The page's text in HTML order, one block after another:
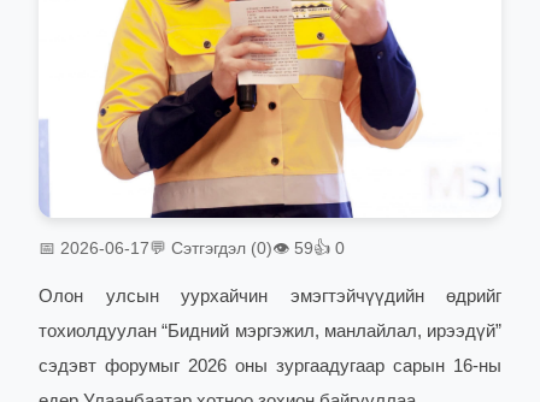
📅 2026-06-17💬 Сэтгэгдэл (0)👁 59👍 0
Олон улсын уурхайчин эмэгтэйчүүдийн өдрийг
тохиолдуулан “Бидний мэргэжил, манлайлал, ирээдүй”
сэдэвт форумыг 2026 оны зургаадугаар сарын 16-ны